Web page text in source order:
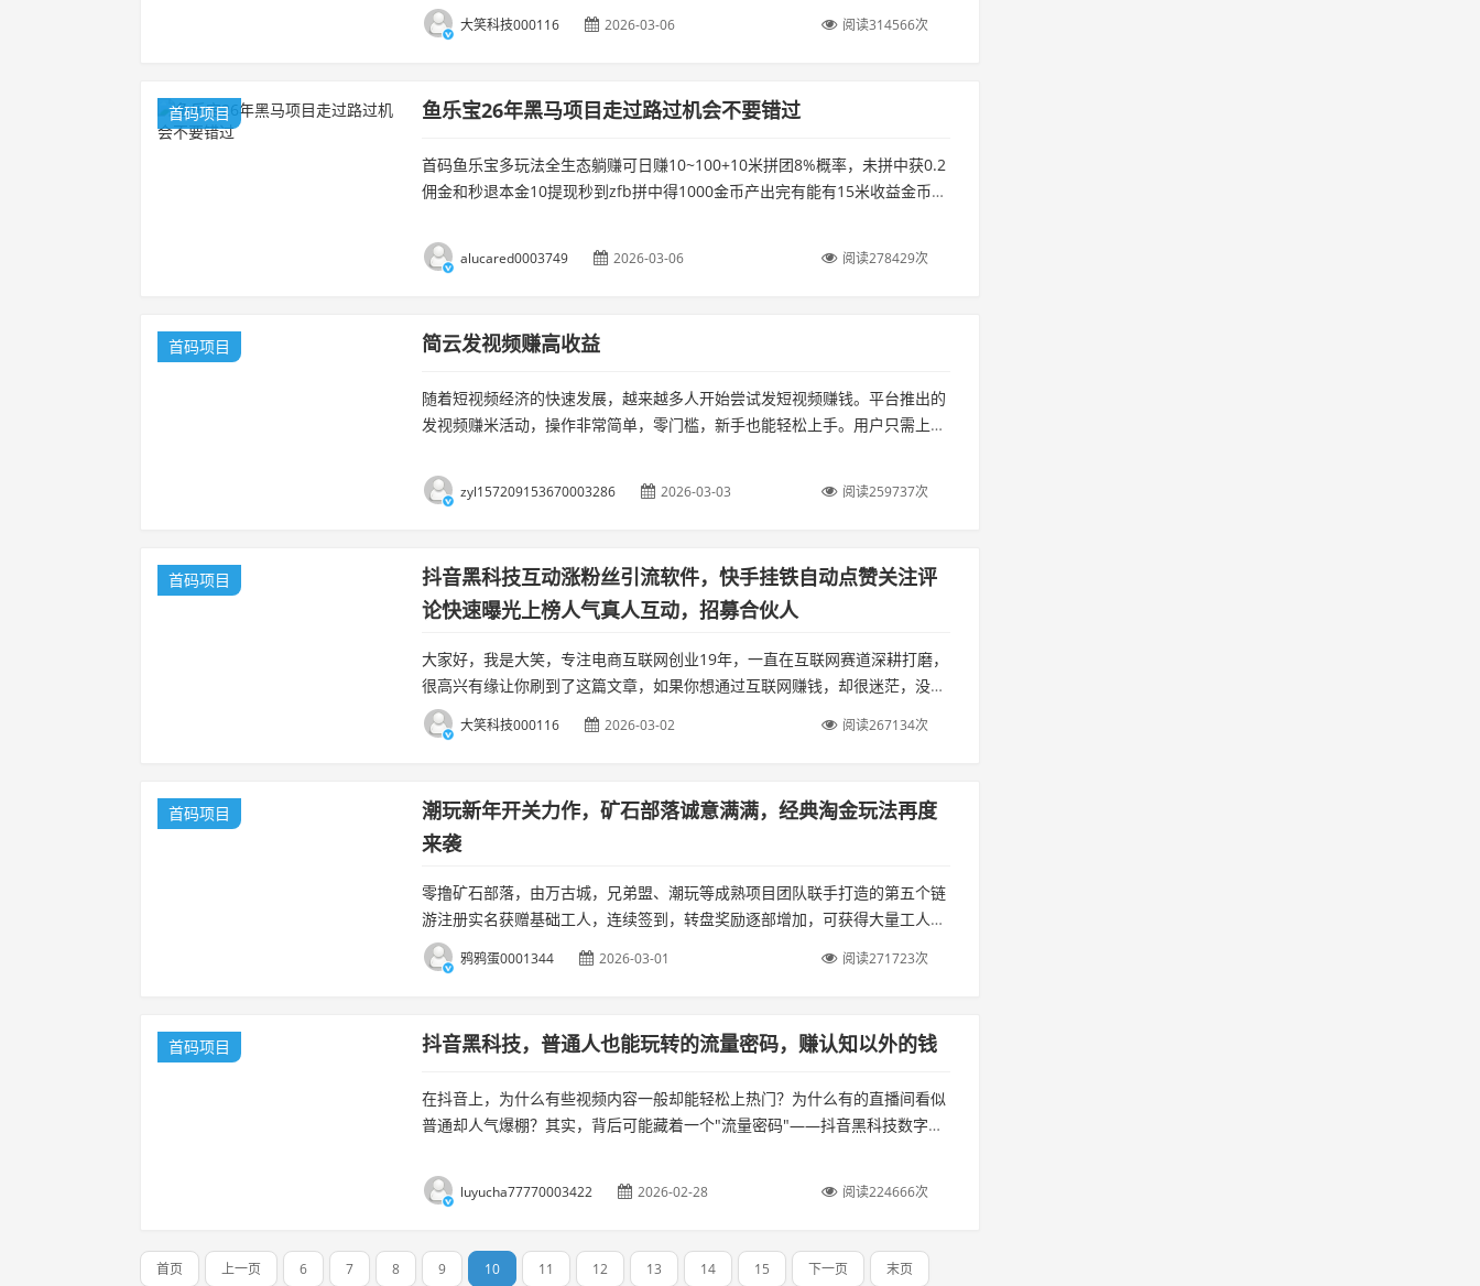
靠谱项目，不知道如何下手，那么请你关注我，我会不定时分享靠谱副业，不
讲理论。...
大笑科技000116 2026-03-06 阅读314566次
首码项目 鱼乐宝26年黑马项目走过路过机会不要错过
首码鱼乐宝多玩法全生态躺赚可日赚10~100+10米拼团8%概率，未拼中获0.2
佣金和秒退本金10提现秒到zfb拼中得1000金币产出完有能有15米收益金币兑
alucared0003749 2026-03-06 阅读278429次
首码项目 简云发视频赚高收益
随着短视频经济的快速发展，越来越多人开始尝试发短视频赚钱。平台推出的
发视频赚米活动，操作非常简单，零门槛，新手也能轻松上手。用户只需上传
zyl157209153670003286 2026-03-03 阅读259737次
首码项目
抖音黑科技互动涨粉丝引流软件，快手挂铁自动点赞关注评
论快速曝光上榜人气真人互动，招募合伙人
大家好，我是大笑，专注电商互联网创业19年，一直在互联网赛道深耕打磨，
很高兴有缘让你刷到了这篇文章，如果你想通过互联网赚钱，却很迷茫，没有
靠谱项目，不知道如何下手，那么请你关注我，我会不定时分享靠谱副业，不
讲理论，只...
大笑科技000116 2026-03-02 阅读267134次
首码项目
潮玩新年开关力作，矿石部落诚意满满，经典淘金玩法再度
来袭
零撸矿石部落，由万古城，兄弟盟、潮玩等成熟项目团队联手打造的第五个链
游注册实名获赠基础工人，连续签到，转盘奖励逐部增加，可获得大量工人碎
片，旷石以及斧头等游戏设有三条生产线，每条线需要不同的工人。...
鸦鸦蛋0001344 2026-03-01 阅读271723次
首码项目 抖音黑科技，普通人也能玩转的流量密码，赚认知以外的钱
在抖音上，为什么有些视频内容一般却能轻松上热门？为什么有的直播间看似
普通却人气爆棚？其实，背后可能藏着一个"流量密码"——抖音黑科技数字商
号数据的工...
luyucha77770003422 2026-02-28 阅读224666次
首页 上一页 6 7 8 9 10 11 12 13 14 15 下一页 末页